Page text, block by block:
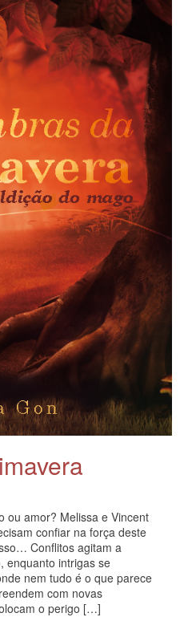
ou amor? Melissa e Vincent
confiar na força deste
Conflitos agitam a
enquanto intrigas se
nem tudo é o que parece
com novas
o perigo […]